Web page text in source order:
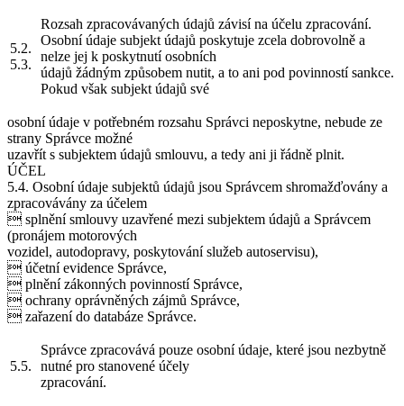
5.2.
5.3.
Rozsah zpracovávaných údajů závisí na účelu zpracování.
Osobní údaje subjekt údajů poskytuje zcela dobrovolně a
nelze jej k poskytnutí osobních
údajů žádným způsobem nutit, a to ani pod povinností sankce.
Pokud však subjekt údajů své
osobní údaje v potřebném rozsahu Správci neposkytne, nebude ze
strany Správce možné
uzavřít s subjektem údajů smlouvu, a tedy ani ji řádně plnit.
ÚČEL
5.4. Osobní údaje subjektů údajů jsou Správcem shromažďovány a
zpracovávány za účelem
 splnění smlouvy uzavřené mezi subjektem údajů a Správcem
(pronájem motorových
vozidel, autodopravy, poskytování služeb autoservisu),
 účetní evidence Správce,
 plnění zákonných povinností Správce,
 ochrany oprávněných zájmů Správce,
 zařazení do databáze Správce.
5.5.
Správce zpracovává pouze osobní údaje, které jsou nezbytně
nutné pro stanovené účely
zpracování.